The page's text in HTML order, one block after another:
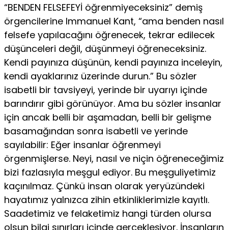
“BENDEN FELSEFEYİ öğrenmiyeceksiniz” demiş
örgencilerine Immanuel Kant, “ama benden nasıl
felsefe yapılacağını öğrenecek, tekrar edilecek
düşünceleri değil, düşünmeyi öğreneceksiniz.
Kendi payınıza düşünün, kendi payınıza inceleyin,
kendi ayaklarınız üzerinde durun.” Bu sözler
isabetli bir tavsiyeyi, yerinde bir uyarıyı içinde
barındırır gibi görünüyor. Ama bu sözler insanlar
için ancak belli bir aşamadan, belli bir gelişme
basamağından sonra isabetli ve yerinde
sayılabilir: Eğer insanlar öğrenmeyi
örgenmişlerse. Neyi, nasıl ve niçin öğreneceğimiz
bizi fazlasıyla meşgul ediyor. Bu meşguliyetimiz
kaçınılmaz. Çünkü insan olarak yeryüzündeki
hayatımız yalnızca zihin etkinliklerimizle kayıtlı.
Saadetimiz ve felaketimiz hangi türden olursa
olsun bilgi sınırları içinde gerçekleşiyor. İnsanların